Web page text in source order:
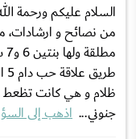
السلام عليكم ورحمة
من نصائح و ارشادات،
ظلام و هي كانت تظعط
جنوني... اذهب إلى